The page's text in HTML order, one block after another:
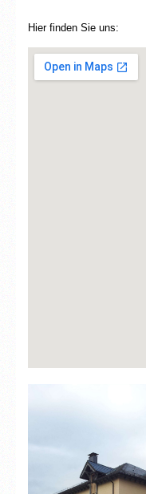
Hier finden Sie uns: